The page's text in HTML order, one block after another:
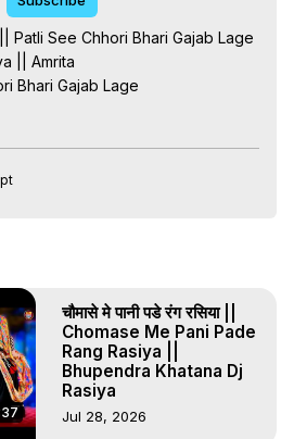
|| Patli See Chhori Bhari Gajab Lage
|| Amrita
Bhari Gajab Lage
Lage
चौमासे मे पानी पडे रंग रसिया ||
Chomase Me Pani Pade
Rang Rasiya ||
Bhupendra Khatana Dj
Rasiya
Jul 28, 2026